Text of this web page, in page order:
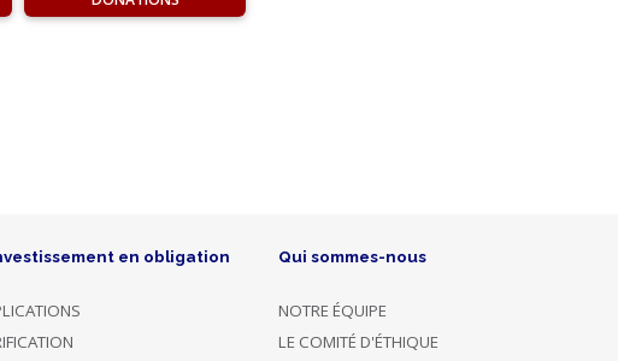
en obligation Qui sommes-nous
NOTRE ÉQUIPE
LE COMITÉ D'ÉTHIQUE